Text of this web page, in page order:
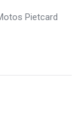
Pietcard